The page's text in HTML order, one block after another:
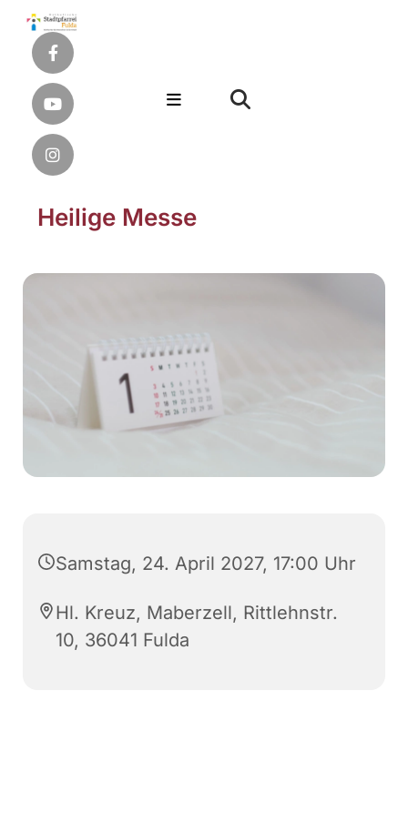
Heilige Messe
Samstag, 24. April 2027, 17:00 Uhr
Hl. Kreuz, Maberzell, Rittlehnstr.
10, 36041 Fulda